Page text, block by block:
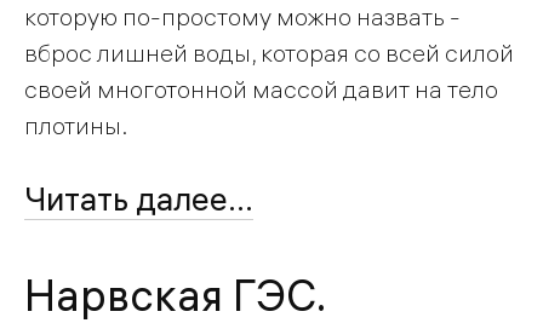
которую по-простому можно назвать -
вброс лишней воды, которая со всей силой
своей многотонной массой давит на тело
плотины.
Читать далее...
Нарвская ГЭС.